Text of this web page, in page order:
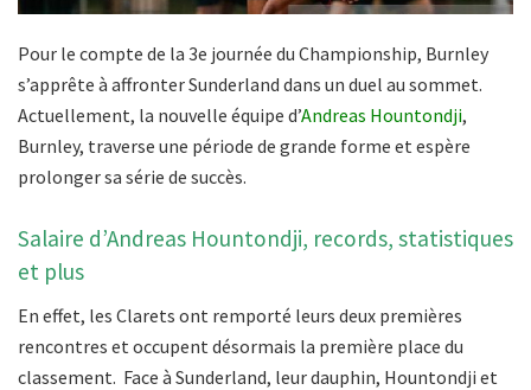
Pour le compte de la 3e journée du Championship, Burnley
s’apprête à affronter Sunderland dans un duel au sommet.
Actuellement, la nouvelle équipe d’Andreas Hountondji,
Burnley, traverse une période de grande forme et espère
prolonger sa série de succès.
Salaire d’Andreas Hountondji, records, statistiques
et plus
En effet, les Clarets ont remporté leurs deux premières
rencontres et occupent désormais la première place du
classement. Face à Sunderland, leur dauphin, Hountondji et